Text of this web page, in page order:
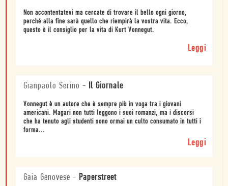
Non accontentatevi ma cercate di trovare il bello ogni giorno,
perché alla fine sarà quello che riempirà la vostra vita. Ecco,
questo è il consiglio per la vita di Kurt Vonnegut.
Leggi
Gianpaolo Serino - Il Giornale
Vonnegut è un autore che è sempre più in voga tra i giovani
americani. Magari non tutti leggono i suoi romanzi, ma i discorsi
che ha tenuto agli studenti sono ormai un culto consumato in tutti i
forma...
Leggi
Gaia Genovese - Paperstreet